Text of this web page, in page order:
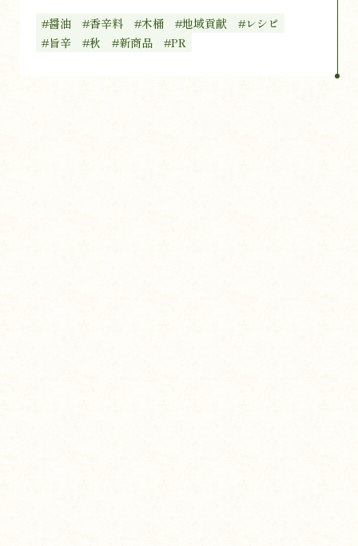
#醤油 #香辛料 #木桶 #地域貢献
#レシピ
#旨辛
#秋 #新商品 #PR